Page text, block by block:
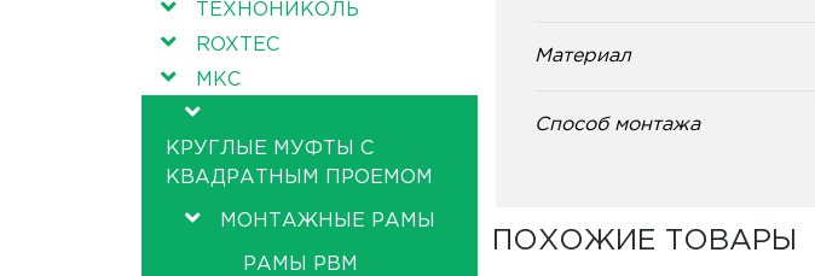
ТЕХНОНИКОЛЬ
ROXTEC
МКС
КРУГЛЫЕ МУФТЫ С
КВАДРАТНЫМ ПРОЕМОМ
МОНТАЖНЫЕ РАМЫ
РАМЫ РВМ
Материал
Способ монтажа
ПОХОЖИЕ ТОВАРЫ